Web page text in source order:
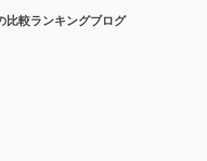
比較ランキングブログ